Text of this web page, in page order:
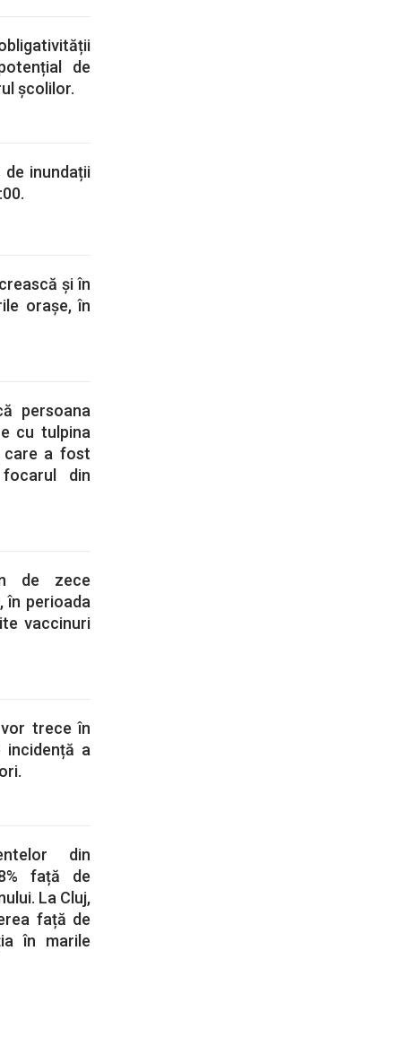
de
școlilor.
inundații
și în
orașe, în
persoana
cu tulpina
care a fost
din
de zece
în perioada
vaccinuri
trece în
a
din
față de
La Cluj,
față de
în marile